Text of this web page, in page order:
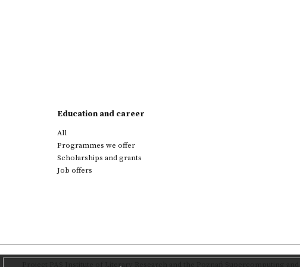
Education and career
All
Programmes we offer
Scholarships and grants
Job offers
PAS Institute of Literary Research